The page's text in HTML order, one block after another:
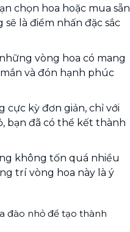
chọn hoa hoặc mua sẵn
là điểm nhấn đặc sắc
vòng hoa có mang
và đón hạnh phúc
cực kỳ đơn giản, chỉ với
bạn đã có thể kết thành
không tốn quá nhiều
trí vòng hoa này là ý